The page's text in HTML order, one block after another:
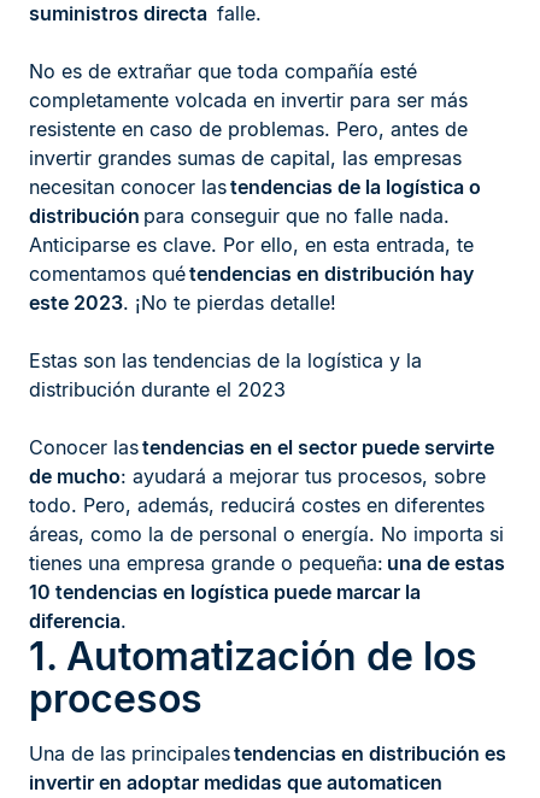
suministros directa falle.
No es de extrañar que toda compañía esté
completamente volcada en invertir para ser más
resistente en caso de problemas. Pero, antes de
invertir grandes sumas de capital, las empresas
necesitan conocer lastendencias de la logística o
distribución para conseguir que no falle nada.
Anticiparse es clave. Por ello, en esta entrada, te
comentamos quétendencias en distribución hay
este 2023. ¡No te pierdas detalle!
Estas son las tendencias de la logística y la
distribución durante el 2023
Conocer lastendencias en el sector puede servirte
de mucho: ayudará a mejorar tus procesos, sobre
todo. Pero, además, reducirá costes en diferentes
áreas, como la de personal o energía. No importa si
tienes una empresa grande o pequeña: una de estas
10 tendencias en logística puede marcar la
diferencia.
1. Automatización de los
procesos
Una de las principalestendencias en distribución es
invertir en adoptar medidas que automaticen